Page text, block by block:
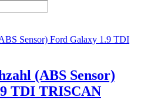
(ABS Sensor)
TDI TRISCAN